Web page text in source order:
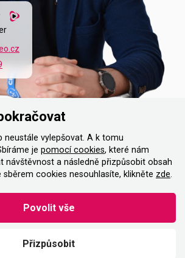
neustále vylepšovat. A k tomu
je pomocí cookies, které nám
návštěvnost a následně přizpůsobit obsah
sběrem cookies nesouhlasíte, klikněte zde.
Přizpůsobit
Povolit vše